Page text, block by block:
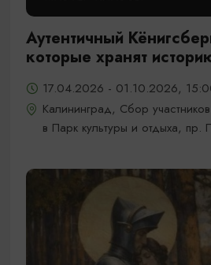
Аутентичный
которые хранят
17.04.2026 - 01.10.2026,
Калининград, Сбор
в Парк культуры и отдыха, пр.